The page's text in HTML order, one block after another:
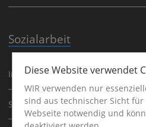
Sozialarbeit
Integrationshelfer
Sozialpädagoge
Diese Website verwendet
WIR verwenden nur
sind aus technischer Sicht
Webseite notwendig und